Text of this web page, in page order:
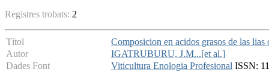
Registres trobats: 2
Títol
Composicion en acidos grasos de las lias
Autor
IGATRUBURU, J.M...[et al.]
Dades Font
Viticultura Enologia Profesional ISSN: